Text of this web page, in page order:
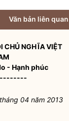
Văn bản liên quan
CHỦ NGHĨA VIỆT
- Hạnh phúc
04 năm 2013